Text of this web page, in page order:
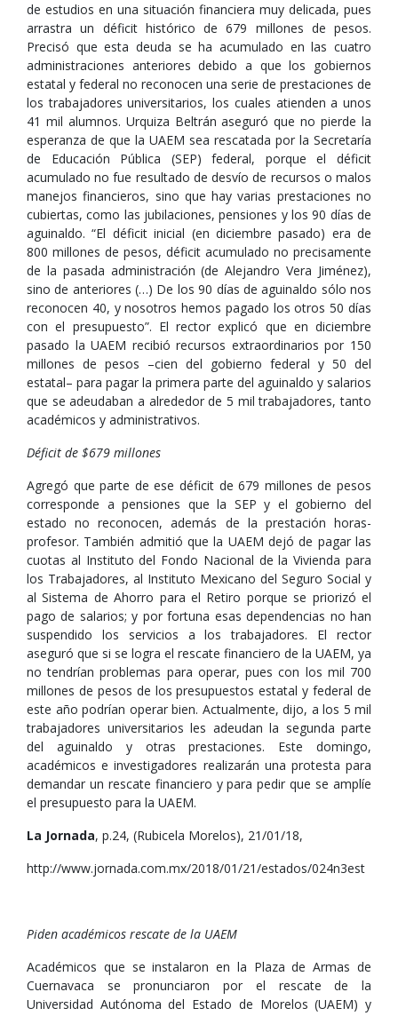
de estudios en una situación financiera muy delicada, pues
arrastra un déficit histórico de 679 millones de pesos.
Precisó que esta deuda se ha acumulado en las cuatro
administraciones anteriores debido a que los gobiernos
estatal y federal no reconocen una serie de prestaciones de
los trabajadores universitarios, los cuales atienden a unos
41 mil alumnos. Urquiza Beltrán aseguró que no pierde la
esperanza de que la UAEM sea rescatada por la Secretaría
de Educación Pública (SEP) federal, porque el déficit
acumulado no fue resultado de desvío de recursos o malos
manejos financieros, sino que hay varias prestaciones no
cubiertas, como las jubilaciones, pensiones y los 90 días de
aguinaldo. “El déficit inicial (en diciembre pasado) era de
800 millones de pesos, déficit acumulado no precisamente
de la pasada administración (de Alejandro Vera Jiménez),
sino de anteriores (…) De los 90 días de aguinaldo sólo nos
reconocen 40, y nosotros hemos pagado los otros 50 días
con el presupuesto”. El rector explicó que en diciembre
pasado la UAEM recibió recursos extraordinarios por 150
millones de pesos –cien del gobierno federal y 50 del
estatal– para pagar la primera parte del aguinaldo y salarios
que se adeudaban a alrededor de 5 mil trabajadores, tanto
académicos y administrativos.
Déficit de $679 millones
Agregó que parte de ese déficit de 679 millones de pesos
corresponde a pensiones que la SEP y el gobierno del
estado no reconocen, además de la prestación horas-
profesor. También admitió que la UAEM dejó de pagar las
cuotas al Instituto del Fondo Nacional de la Vivienda para
los Trabajadores, al Instituto Mexicano del Seguro Social y
al Sistema de Ahorro para el Retiro porque se priorizó el
pago de salarios; y por fortuna esas dependencias no han
suspendido los servicios a los trabajadores. El rector
aseguró que si se logra el rescate financiero de la UAEM, ya
no tendrían problemas para operar, pues con los mil 700
millones de pesos de los presupuestos estatal y federal de
este año podrían operar bien. Actualmente, dijo, a los 5 mil
trabajadores universitarios les adeudan la segunda parte
del aguinaldo y otras prestaciones. Este domingo,
académicos e investigadores realizarán una protesta para
demandar un rescate financiero y para pedir que se amplíe
el presupuesto para la UAEM.
La Jornada, p.24, (Rubicela Morelos), 21/01/18,
http://www.jornada.com.mx/2018/01/21/estados/024n3est
Piden académicos rescate de la UAEM
Académicos que se instalaron en la Plaza de Armas de
Cuernavaca se pronunciaron por el rescate de la
Universidad Autónoma del Estado de Morelos (UAEM) y